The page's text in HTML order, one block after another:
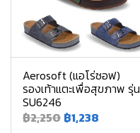
Aerosoft (แอโร่ซอฟ)
รองเท้าแตะเพื่อสุขภาพ รุ่น
SU6246
฿2,250 ฿1,238